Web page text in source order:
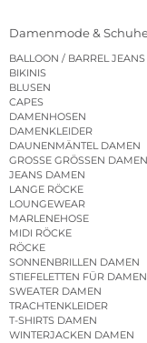
Damenmode &
BALLOON / BARREL JEANS
BIKINIS
BLUSEN
CAPES
DAMENHOSEN
DAMENKLEIDER
DAUNENMÄNTEL DAMEN
GROSSE GRÖSSEN DAMEN
JEANS DAMEN
LANGE RÖCKE
LOUNGEWEAR
MARLENEHOSE
MIDI RÖCKE
RÖCKE
SONNENBRILLEN DAMEN
STIEFELETTEN FÜR DAMEN
SWEATER DAMEN
TRACHTENKLEIDER
T-SHIRTS DAMEN
WINTERJACKEN DAMEN